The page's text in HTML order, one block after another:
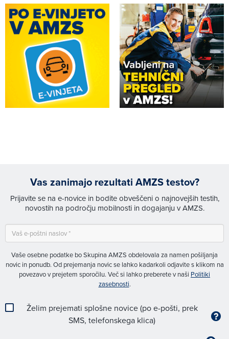
Vas zanimajo rezultati AMZS testov?
Prijavite se na e-novice in bodite obveščeni o najnovejših testih,
novostih na področju mobilnosti in dogajanju v AMZS.
Vaše osebne podatke bo Skupina AMZS obdelovala za namen pošiljanja
novic in ponudb. Od prejemanja novic se lahko kadarkoli odjavite s klikom na
povezavo v prejetem sporočilu. Več si lahko preberete v naši Politiki
zasebnosti.
Želim prejemati splošne novice (po e-pošti, prek
SMS, telefonskega klica)